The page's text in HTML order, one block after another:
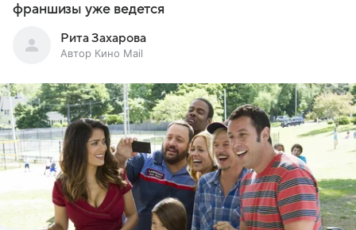
франшизы уже ведется
Рита Захарова
Автор Кино Mail